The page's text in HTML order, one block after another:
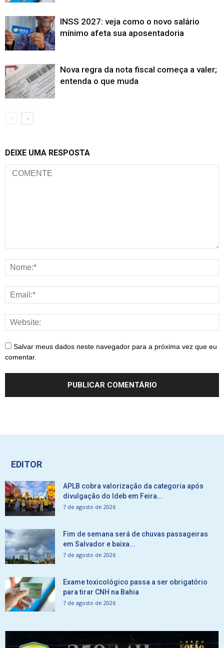
INSS 2027: veja como o novo salário
mínimo afeta sua aposentadoria
Nova regra da nota fiscal começa a valer;
entenda o que muda
DEIXE UMA RESPOSTA
Salvar meus dados neste navegador para a próxima vez que eu
comentar.
EDITOR
APLB cobra valorização da categoria após
divulgação do Ideb em Feira...
7 de agosto de 2026
Fim de semana será de chuvas passageiras
em Salvador e baixa...
7 de agosto de 2026
Exame toxicológico passa a ser obrigatório
para tirar CNH na Bahia
7 de agosto de 2026